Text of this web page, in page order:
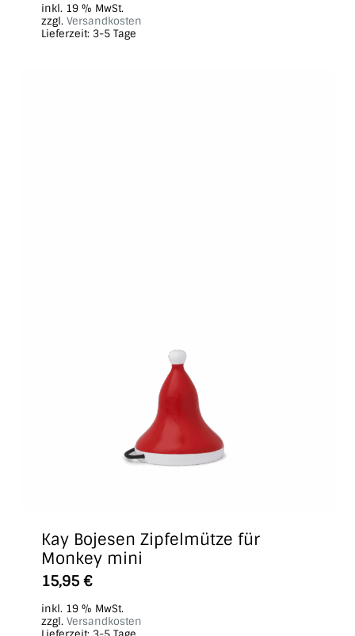
inkl. 19 % MwSt.
zzgl. Versandkosten
Lieferzeit: 3-5 Tage
Kay Bojesen Zipfelmütze für
Monkey mini
15,95 €
inkl. 19 % MwSt.
zzgl. Versandkosten